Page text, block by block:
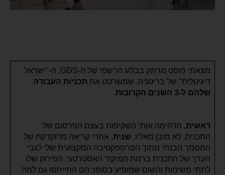
מצאתי פוסט מרתק בבלוג הרשמי של ה-GDS, ה-"ישראל
דיגיטלית" של בריטניה, שמשרטט את תכניות העבודה
שלהם ל-3 השנים הקרובות
.
ראשית, הדהימה אותי השקיפות בעצם הפרסום של
התכנית. לא מובן מאליו. שנית, אחרי קריאה מדוקדקת של
המסמך הבנתי מתוך הפרספקטיבה המקצועית שלי לגבי
הערך של התכנית ברמת המיקוד האסטרטגי, הפירוק שלו
לתתי משימות והשוס שמופיע בסופו: הם התייחסו גם למה